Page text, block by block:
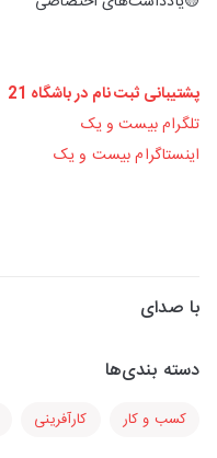
پشتیبانی ثبت نام در باشگاه 21
تلگرام بیست و یک
اینستاگرام بیست و یک
با صدای
دسته بندی‌ها
کسب و کار کارآفرینی